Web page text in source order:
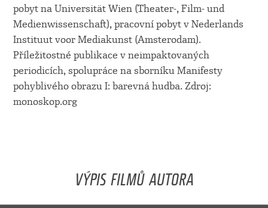
pobyt na Universität Wien (Theater-, Film- und
Medienwissenschaft), pracovní pobyt v Nederlands
Instituut voor Mediakunst (Amsterodam).
Příležitostné publikace v neimpaktovaných
periodicích, spolupráce na sborníku Manifesty
pohyblivého obrazu I: barevná hudba. Zdroj:
monoskop.org
VÝPIS FILMŮ AUTORA